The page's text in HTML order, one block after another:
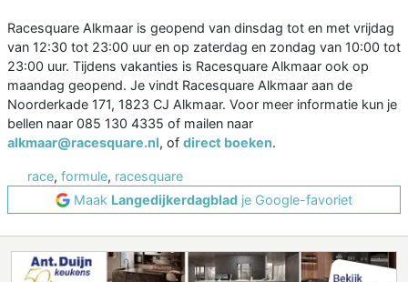
Racesquare Alkmaar is geopend van dinsdag tot en met vrijdag
van 12:30 tot 23:00 uur en op zaterdag en zondag van 10:00 tot
23:00 uur. Tijdens vakanties is Racesquare Alkmaar ook op
maandag geopend. Je vindt Racesquare Alkmaar aan de
Noorderkade 171, 1823 CJ Alkmaar. Voor meer informatie kun je
bellen naar 085 130 4335 of mailen naar
alkmaar@racesquare.nl, of direct boeken.
race, formule, racesquare
Maak Langedijkerdagblad je Google-favoriet